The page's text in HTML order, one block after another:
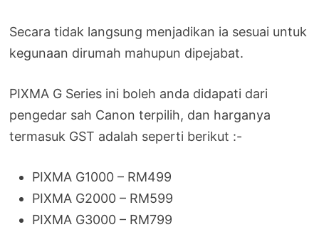
Secara tidak langsung menjadikan ia sesuai untuk
kegunaan dirumah mahupun dipejabat.
PIXMA G Series ini boleh anda didapati dari
pengedar sah Canon terpilih, dan harganya
termasuk GST adalah seperti berikut :-
PIXMA G1000 – RM499
PIXMA G2000 – RM599
PIXMA G3000 – RM799